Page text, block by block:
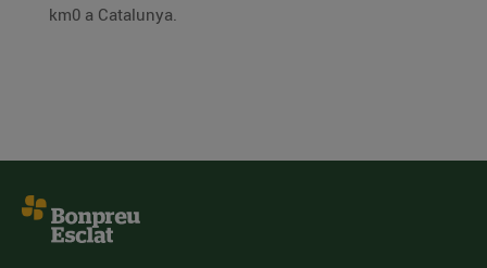
km0 a Catalunya.